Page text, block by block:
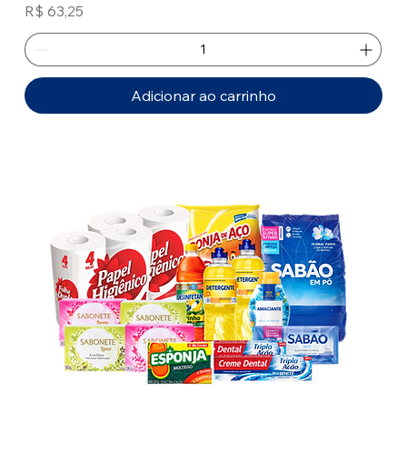
Preço
R$ 63,25
Adicionar ao carrinho